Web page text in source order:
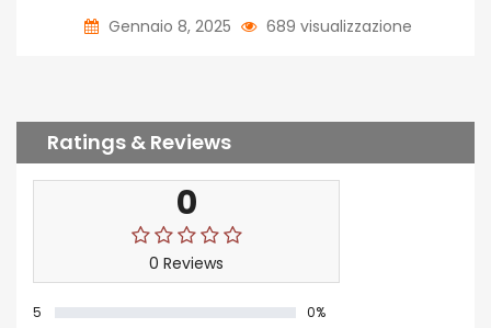
Gennaio 8, 2025 689 visualizzazione
Ratings & Reviews
0
0 Reviews
5
0%